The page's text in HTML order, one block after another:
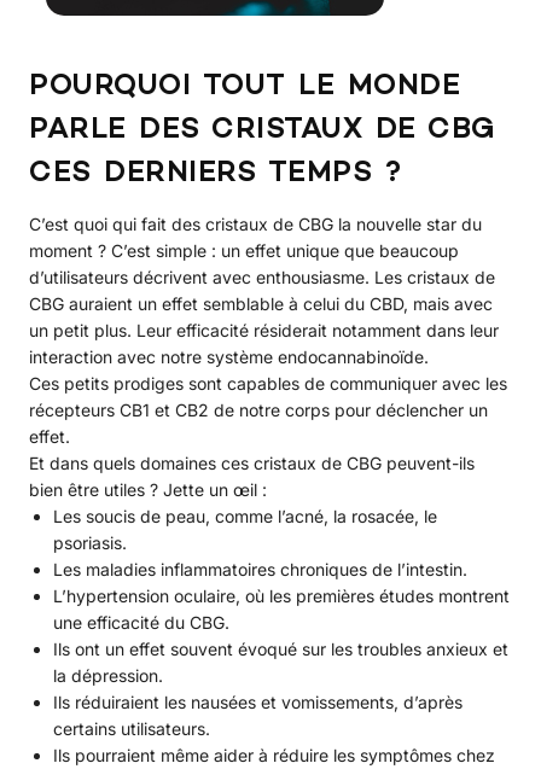
POURQUOI TOUT LE MONDE
PARLE DES CRISTAUX DE CBG
CES DERNIERS TEMPS ?
C’est quoi qui fait des cristaux de CBG la nouvelle star du
moment ? C’est simple : un effet unique que beaucoup
d’utilisateurs décrivent avec enthousiasme. Les cristaux de
CBG auraient un effet semblable à celui du CBD, mais avec
un petit plus. Leur efficacité résiderait notamment dans leur
interaction avec notre système endocannabinoïde.
Ces petits prodiges sont capables de communiquer avec les
récepteurs CB1 et CB2 de notre corps pour déclencher un
effet.
Et dans quels domaines ces cristaux de CBG peuvent-ils
bien être utiles ? Jette un œil :
Les soucis de peau, comme l’acné, la rosacée, le
psoriasis.
Les maladies inflammatoires chroniques de l’intestin.
L’hypertension oculaire, où les premières études montrent
une efficacité du CBG.
Ils ont un effet souvent évoqué sur les troubles anxieux et
la dépression.
Ils réduiraient les nausées et vomissements, d’après
certains utilisateurs.
Ils pourraient même aider à réduire les symptômes chez